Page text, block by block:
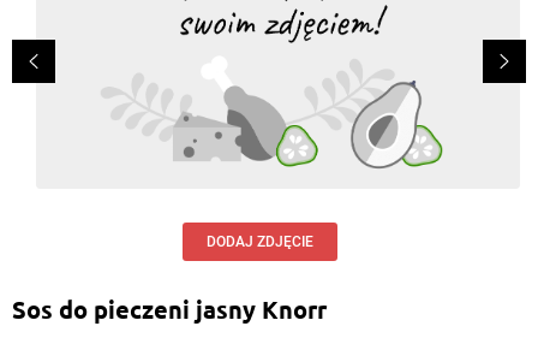
DODAJ ZDJĘCIE
Sos do pieczeni jasny Knorr